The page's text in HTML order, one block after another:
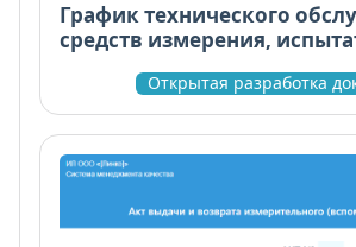
График технического
средств измерения,
Открытая разработка